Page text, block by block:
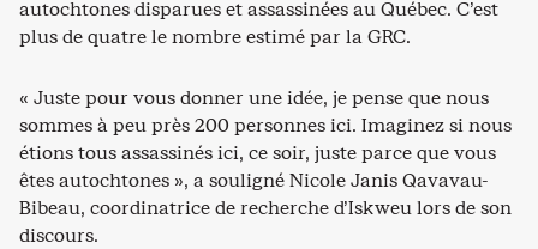
autochtones disparues et assassinées au Québec. C’est
plus de quatre le nombre estimé par la GRC.
« Juste pour vous donner une idée, je pense que nous
sommes à peu près 200 personnes ici. Imaginez si nous
étions tous assassinés ici, ce soir, juste parce que vous
êtes autochtones », a souligné Nicole Janis Qavavau-
Bibeau, coordinatrice de recherche d’Iskweu lors de son
discours.